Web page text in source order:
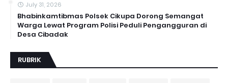
July 31, 2026
Bhabinkamtibmas Polsek Cikupa Dorong Semangat
Warga Lewat Program Polisi Peduli Pengangguran di
Desa Cibadak
RUBRIK